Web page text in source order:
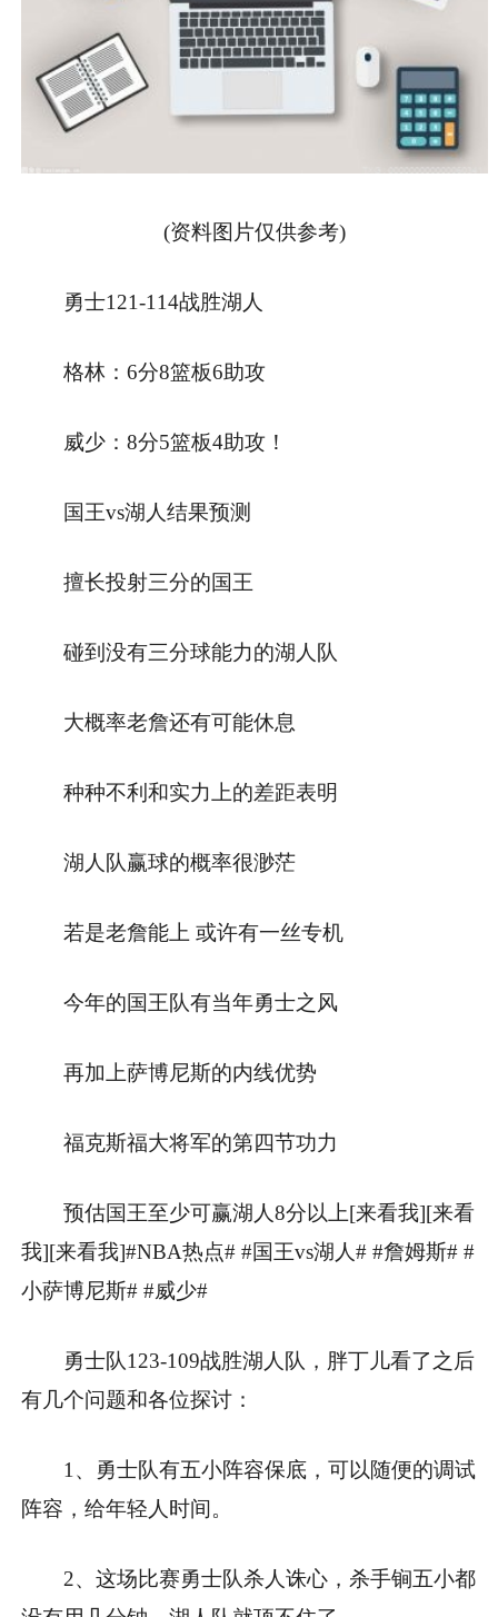
(资料图片仅供参考)
勇士121-114战胜湖人
格林：6分8篮板6助攻
威少：8分5篮板4助攻！
国王vs湖人结果预测
擅长投射三分的国王
碰到没有三分球能力的湖人队
大概率老詹还有可能休息
种种不利和实力上的差距表明
湖人队赢球的概率很渺茫
若是老詹能上 或许有一丝专机
今年的国王队有当年勇士之风
再加上萨博尼斯的内线优势
福克斯福大将军的第四节功力
预估国王至少可赢湖人8分以上[来看我][来看
我][来看我]#NBA热点# #国王vs湖人# #詹姆斯# #
小萨博尼斯# #威少#
勇士队123-109战胜湖人队，胖丁儿看了之后
有几个问题和各位探讨：
1、勇士队有五小阵容保底，可以随便的调试
阵容，给年轻人时间。
2、这场比赛勇士队杀人诛心，杀手锏五小都